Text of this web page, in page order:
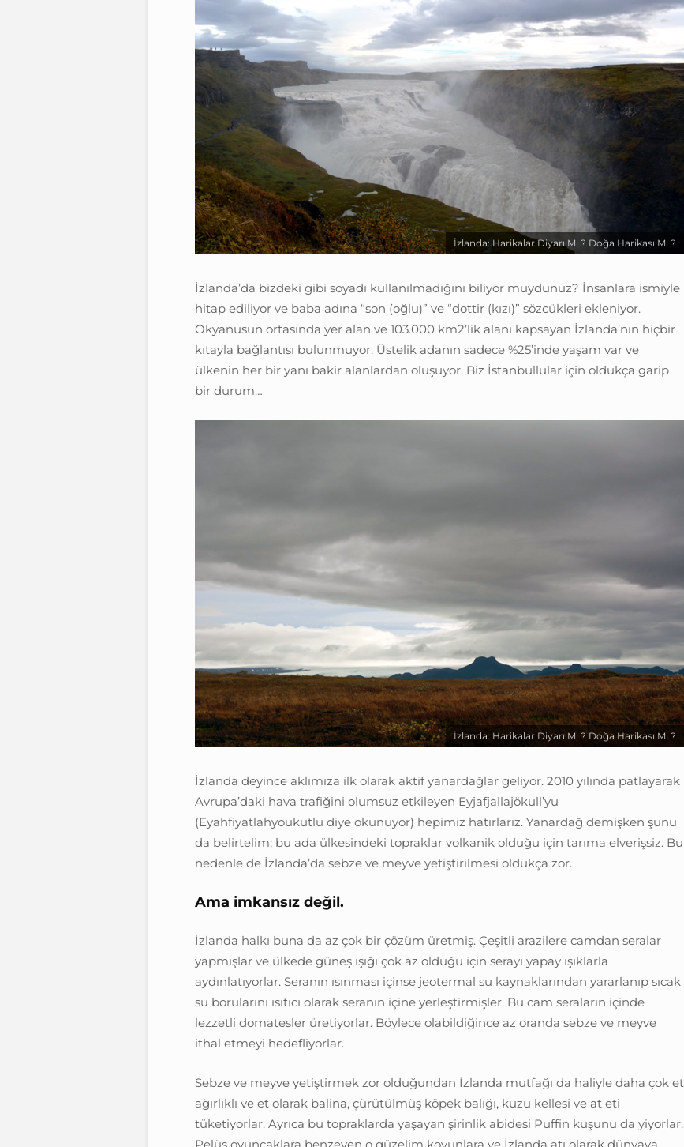
İzlanda: Harikalar Diyarı Mı ? Doğa Harikası Mı ?
İzlanda’da bizdeki gibi soyadı kullanılmadığını biliyor muydunuz? İnsanlara ismiyle
hitap ediliyor ve baba adına “son (oğlu)” ve “dottir (kızı)” sözcükleri ekleniyor.
Okyanusun ortasında yer alan ve 103.000 km2’lik alanı kapsayan İzlanda’nın hiçbir
kıtayla bağlantısı bulunmuyor. Üstelik adanın sadece %25’inde yaşam var ve
ülkenin her bir yanı bakir alanlardan oluşuyor. Biz İstanbullular için oldukça garip
bir durum…
İzlanda: Harikalar Diyarı Mı ? Doğa Harikası Mı ?
İzlanda deyince aklımıza ilk olarak aktif yanardağlar geliyor. 2010 yılında patlayarak
Avrupa’daki hava trafiğini olumsuz etkileyen Eyjafjallajökull’yu
(Eyahfiyatlahyoukutlu diye okunuyor) hepimiz hatırlarız. Yanardağ demişken şunu
da belirtelim; bu ada ülkesindeki topraklar volkanik olduğu için tarıma elverişsiz. Bu
nedenle de İzlanda’da sebze ve meyve yetiştirilmesi oldukça zor.
Ama imkansız değil.
İzlanda halkı buna da az çok bir çözüm üretmiş. Çeşitli arazilere camdan seralar
yapmışlar ve ülkede güneş ışığı çok az olduğu için serayı yapay ışıklarla
aydınlatıyorlar. Seranın ısınması içinse jeotermal su kaynaklarından yararlanıp sıcak
su borularını ısıtıcı olarak seranın içine yerleştirmişler. Bu cam seraların içinde
lezzetli domatesler üretiyorlar. Böylece olabildiğince az oranda sebze ve meyve
ithal etmeyi hedefliyorlar.
Sebze ve meyve yetiştirmek zor olduğundan İzlanda mutfağı da haliyle daha çok et
ağırlıklı ve et olarak balina, çürütülmüş köpek balığı, kuzu kellesi ve at eti
tüketiyorlar. Ayrıca bu topraklarda yaşayan şirinlik abidesi Puffin kuşunu da yiyorlar.